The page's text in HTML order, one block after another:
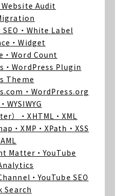
Website Audit
・White Label
・Widget
・Word Count
・WordPress Plugin
Theme
・WordPress.org
・WYSIWYG
）
・XHTML ・XML
・XMP ・XPath ・XSS
Matter ・YouTube
・YouTube SEO
Search